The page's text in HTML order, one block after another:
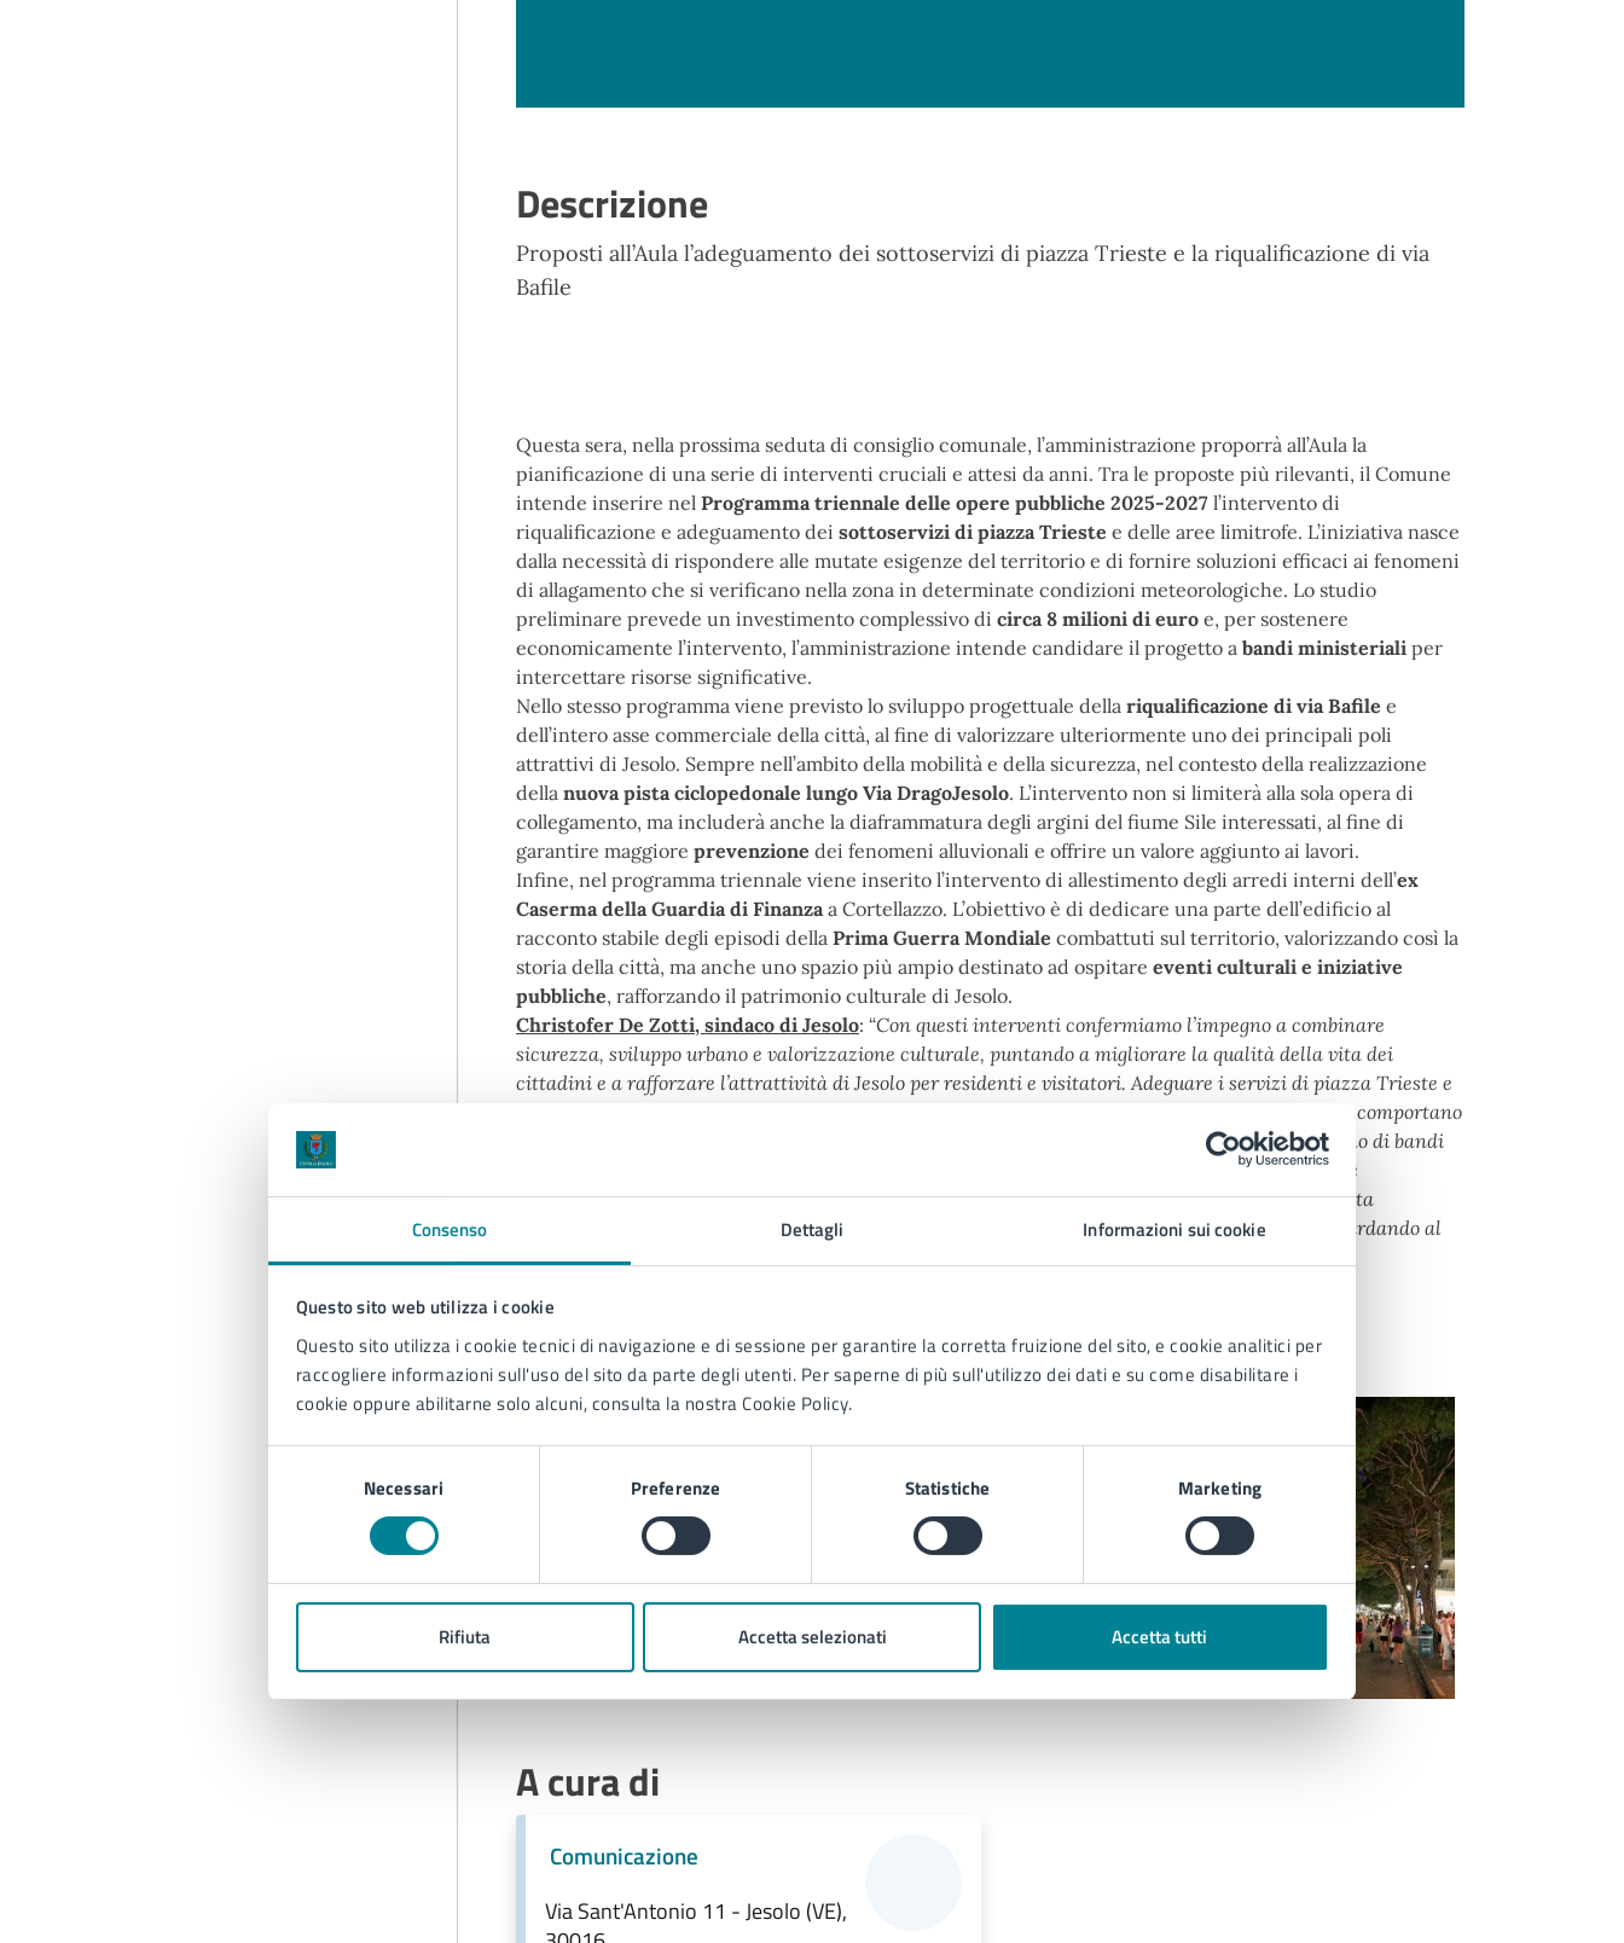
Consenso Dettagli Informazioni sui cookie
Questo sito web utilizza i cookie
Questo sito utilizza i cookie tecnici di navigazione e di sessione per garantire la corretta fruizione del sito, e cookie analitici per
raccogliere informazioni sull'uso del sito da parte degli utenti. Per saperne di più sull'utilizzo dei dati e su come disabilitare i
cookie oppure abilitarne solo alcuni, consulta la nostra Cookie Policy.
Necessari Preferenze Statistiche Marketing
Rifiuta Accetta selezionati Accetta tutti
Descrizione
Proposti all’Aula l’adeguamento dei sottoservizi di piazza Trieste e la riqualificazione di via
Bafile
Questa sera, nella prossima seduta di consiglio comunale, l’amministrazione proporrà all’Aula la
pianificazione di una serie di interventi cruciali e attesi da anni. Tra le proposte più rilevanti, il Comune
intende inserire nel Programma triennale delle opere pubbliche 2025-2027 l’intervento di
riqualificazione e adeguamento dei sottoservizi di piazza Trieste e delle aree limitrofe. L’iniziativa nasce
dalla necessità di rispondere alle mutate esigenze del territorio e di fornire soluzioni efficaci ai fenomeni
di allagamento che si verificano nella zona in determinate condizioni meteorologiche. Lo studio
preliminare prevede un investimento complessivo di circa 8 milioni di euro e, per sostenere
economicamente l’intervento, l’amministrazione intende candidare il progetto a bandi ministeriali per
intercettare risorse significative.
Nello stesso programma viene previsto lo sviluppo progettuale della riqualificazione di via Bafile e
dell’intero asse commerciale della città, al fine di valorizzare ulteriormente uno dei principali poli
attrattivi di Jesolo. Sempre nell’ambito della mobilità e della sicurezza, nel contesto della realizzazione
della nuova pista ciclopedonale lungo Via DragoJesolo. L’intervento non si limiterà alla sola opera di
collegamento, ma includerà anche la diaframmatura degli argini del fiume Sile interessati, al fine di
garantire maggiore prevenzione dei fenomeni alluvionali e offrire un valore aggiunto ai lavori.
Infine, nel programma triennale viene inserito l’intervento di allestimento degli arredi interni dell’ex
Caserma della Guardia di Finanza a Cortellazzo. L’obiettivo è di dedicare una parte dell’edificio al
racconto stabile degli episodi della Prima Guerra Mondiale combattuti sul territorio, valorizzando così la
storia della città, ma anche uno spazio più ampio destinato ad ospitare eventi culturali e iniziative
pubbliche, rafforzando il patrimonio culturale di Jesolo.
Christofer De Zotti, sindaco di Jesolo: “Con questi interventi confermiamo l’impegno a combinare
sicurezza, sviluppo urbano e valorizzazione culturale, puntando a migliorare la qualità della vita dei
cittadini e a rafforzare l’attrattività di Jesolo per residenti e visitatori. Adeguare i servizi di piazza Trieste e
riqualificare l’intero asse commerciale cittadino sono progetti di fondamentale importanza, che comportano
investimenti corposi, ma che speriamo di riuscire a finanziare – almeno in parte - con il sostegno di bandi
ministeriali. Sono interventi rinviati per troppo tempo che ora non possono essere ulteriormente
procrastinati, impegni che ci assumiamo con senso di responsabilità inserendoli attraverso questa
variazione nel piano triennale delle opere pubbliche per dare un segnale forte agli jesolani e guardando al
futuro della città
Galleria immagini
A cura di
Comunicazione
Via Sant'Antonio 11 - Jesolo (VE),